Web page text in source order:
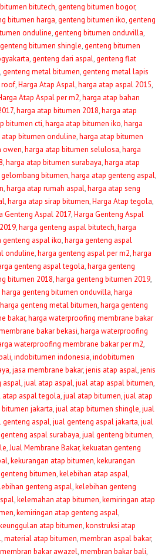
bitutech,genteng bitumen bogor,
bitumen harga,genteng bitumen iko,genteng
onduline,genteng bitumen onduvilla,
genteng bitumen shingle,genteng bitumen
,genteng dari aspal,genteng flat
,genteng metal bitumen,genteng metal lapis
roof,Harga Atap Aspal,harga atap aspal 2015,
Atap Aspal per m2,harga atap bahan
,harga atap bitumen 2018,harga atap
bitumen cti,harga atap bitumen iko,harga
atap bitumen onduline,harga atap bitumen
owen,harga atap bitumen selulosa,harga
,harga atap bitumen surabaya,harga atap
bitumen,harga atap genteng aspal,
,harga atap rumah aspal,harga atap seng
,harga atap sirap bitumen,Harga Atap tegola,
Genteng Aspal 2017,Harga Genteng Aspal
,harga genteng aspal bitutech,harga
genteng aspal iko,harga genteng aspal
onduline,harga genteng aspal per m2,harga
genteng aspal tegola,harga genteng
bitumen 2018,harga genteng bitumen 2019,
harga genteng bitumen onduvilla,harga
harga genteng metal bitumen,harga genteng
bakar,harga waterproofing membrane bakar
bakar bekasi,harga waterproofing
waterproofing membrane bakar per m2,
,indobitumen indonesia,indobitumen
,jasa membrane bakar,jenis atap aspal,jenis
aspal,jual atap aspal,jual atap aspal bitumen,
atap aspal tegola,jual atap bitumen,jual atap
jakarta,jual atap bitumen shingle,jual
genteng aspal,jual genteng aspal jakarta,jual
aspal surabaya,jual genteng bitumen,
,Jual Membrane Bakar,kekuatan genteng
,kekurangan atap bitumen,kekurangan
bitumen,kelebihan atap aspal,
genteng aspal,kelebihan genteng
,kelemahan atap bitumen,kemiringan atap
,kemiringan atap genteng aspal,
atap bitumen,konstruksi atap
,material atap bitumen,membran aspal bakar,
membran bakar awazel,membran bakar bali,